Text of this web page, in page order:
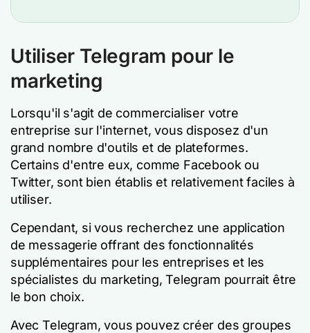
Utiliser Telegram pour le
marketing
Lorsqu'il s'agit de commercialiser votre
entreprise sur l'internet, vous disposez d'un
grand nombre d'outils et de plateformes.
Certains d'entre eux, comme Facebook ou
Twitter, sont bien établis et relativement faciles à
utiliser.
Cependant, si vous recherchez une application
de messagerie offrant des fonctionnalités
supplémentaires pour les entreprises et les
spécialistes du marketing, Telegram pourrait être
le bon choix.
Avec Telegram, vous pouvez créer des groupes